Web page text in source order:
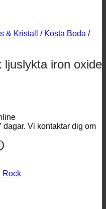
& Kristall / Kosta Boda /
ljuslykta iron oxide
Vi kontaktar dig om
Rock